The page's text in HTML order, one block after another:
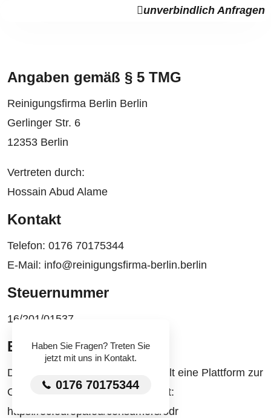
unverbindlich Anfragen
Angaben gemäß § 5 TMG
Reinigungsfirma Berlin Berlin
Gerlinger Str. 6
12353 Berlin
Vertreten durch:
Hossain Abud Alame
Kontakt
Telefon: 0176 70175344
E-Mail: info@reinigungsfirma-berlin.berlin
Steuernummer
16/201/01537
EU-Streitschlichtung
Die Europäische Kommission stellt eine Plattform zur
Online-Streitbeilegung (OS) bereit:
https://ec.europa.eu/consumers/odr
Haben Sie Fragen? Treten Sie
jetzt mit uns in Kontakt.
0176 70175344